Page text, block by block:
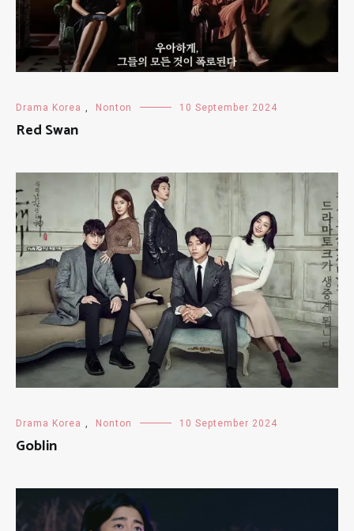
Drama Korea , Nonton 10 September 2024
Red Swan
Drama Korea , Nonton 10 September 2024
Goblin